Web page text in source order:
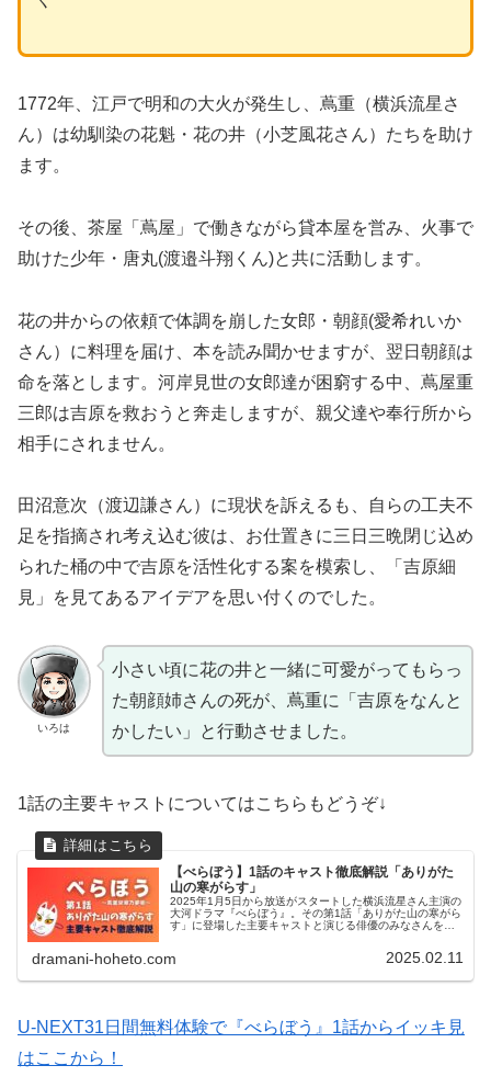
1772年、江戸で明和の大火が発生し、蔦重（横浜流星さ
ん）は幼馴染の花魁・花の井（小芝風花さん）たちを助け
ます。
その後、茶屋「蔦屋」で働きながら貸本屋を営み、火事で
助けた少年・唐丸(渡邉斗翔くん)と共に活動します。
花の井からの依頼で体調を崩した女郎・朝顔(愛希れいか
さん）に料理を届け、本を読み聞かせますが、翌日朝顔は
命を落とします。河岸見世の女郎達が困窮する中、蔦屋重
三郎は吉原を救おうと奔走しますが、親父達や奉行所から
相手にされません。
田沼意次（渡辺謙さん）に現状を訴えるも、自らの工夫不
足を指摘され考え込む彼は、お仕置きに三日三晩閉じ込め
られた桶の中で吉原を活性化する案を模索し、「吉原細
見」を見てあるアイデアを思い付くのでした。
いろは
小さい頃に花の井と一緒に可愛がってもらっ
た朝顔姉さんの死が、蔦重に「吉原をなんと
かしたい」と行動させました。
1話の主要キャストについてはこちらもどうぞ↓
【べらぼう】1話のキャスト徹底解説「ありがた
山の寒がらす」
2025年1月5日から放送がスタートした横浜流星さん主演の
大河ドラマ『べらぼう』。その第1話「ありがた山の寒がら
す」に登場した主要キャストと演じる俳優のみなさんをご
dramani-hoheto.com 2025.02.11
U-NEXT31日間無料体験で『べらぼう』1話からイッキ見
はここから！